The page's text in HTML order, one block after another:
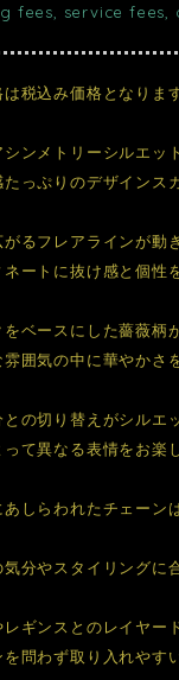
fees, service
税込み価格となります
ンメトリーシルエッ
っぷりのデザインス
がるフレアラインが動
ネートに抜け感と個性
ベースにした薔薇柄
雰囲気の中に華やかさ
の切り替えがシルエ
て異なる表情をお楽
しらわれたチェーン
気分やスタイリングに
ギンスとのレイヤー
問わず取り入れやす